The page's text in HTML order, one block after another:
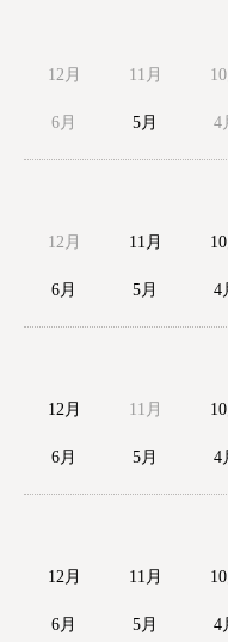
12月 11月
6月 5月 4
12月 11月
6月 5月 4
12月 11月
6月 5月 4
12月 11月
6月 5月 4